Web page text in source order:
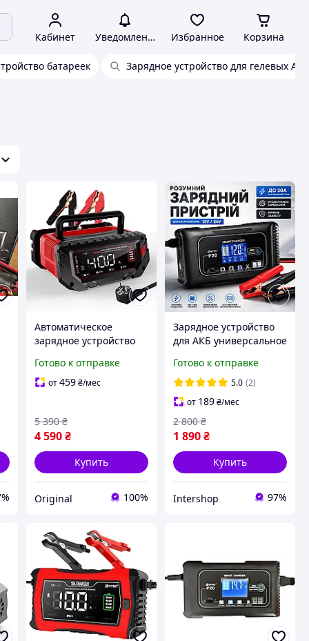
Кабинет Уведомления Избранное Корзина
батареек Зарядное устройство для гелевых АКБ
Автоматическое
зарядное устройство
16A для кислотных,
гелевых GEL, AGM и
Готово к отправке
от459 ₴/мес
4 590 ₴
5 390 ₴
Купить
Original 100%
Зарядное устройство
для АКБ универсальное
smart charger для авто
ремонта аккумулятора
Готово к отправке
5.0 (2)
от 189₴/мес
1 890₴
2 800 ₴
Купить
Intershop 97%